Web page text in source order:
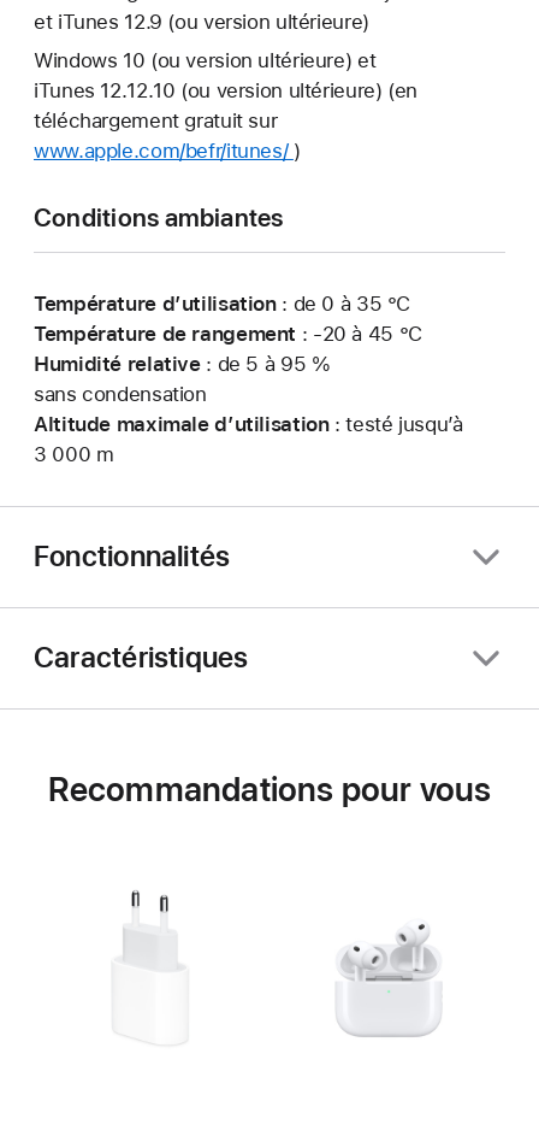
et iTunes 12.9 (ou version ultérieure)
Windows 10 (ou version ultérieure) et
iTunes 12.12.10 (ou version ultérieure) (en
téléchargement gratuit sur
www.apple.com/befr/itunes/ )
Conditions ambiantes
Température d’utilisation: de 0 à 35 °C
Température de rangement : -20 à 45 °C
Humidité relative: de 5 à 95 %
sans condensation
Altitude maximale d’utilisation: testé jusqu’à
3 000 m
Fonctionnalités
Caractéristiques
Recommandations pour vous